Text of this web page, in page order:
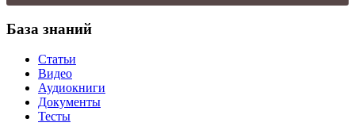
База знаний
Статьи
Видео
Аудиокниги
Документы
Тесты